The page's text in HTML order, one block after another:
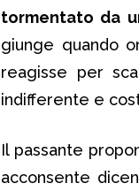
tormentato da
giunge quando
reagisse per
indifferente e
Il passante
acconsente